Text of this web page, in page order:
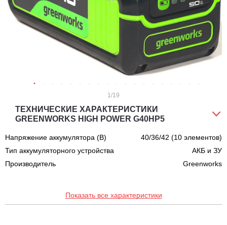
1 /19
ТЕХНИЧЕСКИЕ ХАРАКТЕРИСТИКИ
GREENWORKS HIGH POWER G40HP5
Напряжение аккумулятора (В)
40/36/42 (10 элементов)
Тип аккумуляторного устройства
АКБ и ЗУ
Производитель
Greenworks
Показать все характеристики